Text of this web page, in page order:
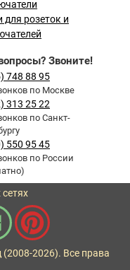
для розеток и
Звоните!
748 88 95
по Москве
313 25 22
по Санкт-
550 95 45
по России
(2008-2026). Все права